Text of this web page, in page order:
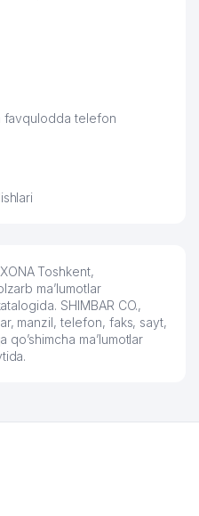
favqulodda telefon
Toshkent,
ma’lumotlar
SHIMBAR CO.,
manzil, telefon, faks, sayt,
qo’shimcha ma’lumotlar